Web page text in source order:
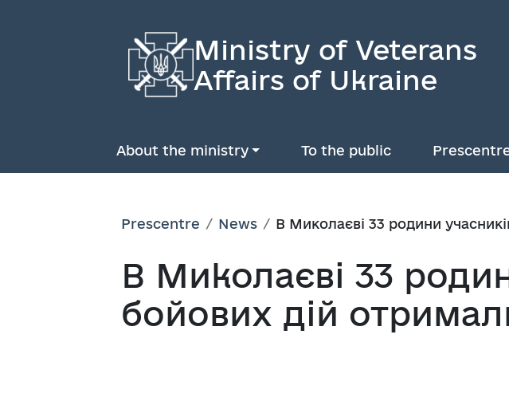
Ministry of Veterans
Affairs of Ukraine
About the ministry To the public
Prescentre News В Миколаєві 33 родини
В Миколаєві 33
бойових дій